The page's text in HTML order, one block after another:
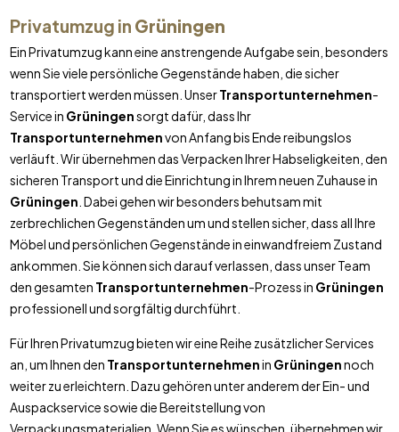
Privatumzug in Grüningen
Ein Privatumzug kann eine anstrengende Aufgabe sein, besonders
wenn Sie viele persönliche Gegenstände haben, die sicher
transportiert werden müssen. UnserTransportunternehmen-
Service in Grüningensorgt dafür, dass Ihr
Transportunternehmenvon Anfang bis Ende reibungslos
verläuft. Wir übernehmen das Verpacken Ihrer Habseligkeiten, den
sicheren Transport und die Einrichtung in Ihrem neuen Zuhause in
Grüningen . Dabei gehen wir besonders behutsam mit
zerbrechlichen Gegenständen um und stellen sicher, dass all Ihre
Möbel und persönlichen Gegenstände in einwandfreiem Zustand
ankommen. Sie können sich darauf verlassen, dass unser Team
den gesamten Transportunternehmen-Prozess in Grüningen
professionell und sorgfältig durchführt.
Für Ihren Privatumzug bieten wir eine Reihe zusätzlicher Services
an, um Ihnen den Transportunternehmenin Grüningennoch
weiter zu erleichtern. Dazu gehören unter anderem der Ein- und
Auspackservice sowie die Bereitstellung von
Verpackungsmaterialien. Wenn Sie es wünschen, übernehmen wir